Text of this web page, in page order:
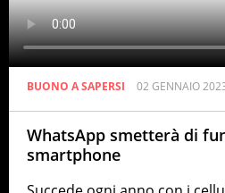
BUONO A SAPERSI 02 GENNAIO
WhatsApp smetterà di
smartphone